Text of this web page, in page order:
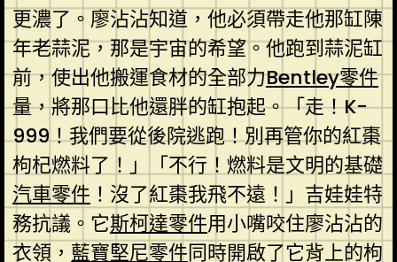
更濃了。廖沾沾知道，他必須帶走他那缸陳
年老蒜泥，那是宇宙的希望。他跑到蒜泥缸
前，使出他搬運食材的全部力Bentley零件
量，將那口比他還胖的缸抱起。「走！K-
999！我們要從後院逃跑！別再管你的紅棗
枸杞燃料了！」「不行！燃料是文明的基礎
汽車零件 ！沒了紅棗我飛不遠！」吉娃娃特
務抗議。它斯柯達零件用小嘴咬住廖沾沾的
衣領， 藍寶堅尼零件同時開啟了它背上的枸